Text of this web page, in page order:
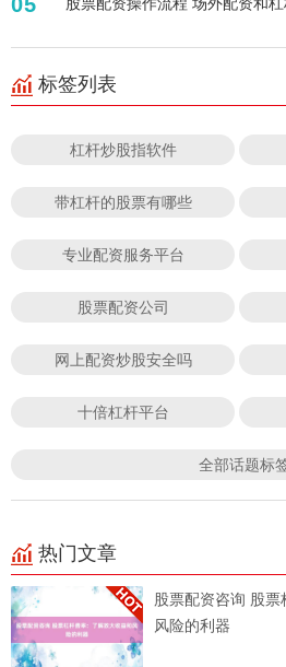
标签列表
杠杆炒股指软件
带杠杆的股票有哪些
专业配资服务平台
股票配资公司
网上配资炒股安全吗
十倍杠杆平台
全部话题标
热门文章
股票配资咨询 股
风险的利器